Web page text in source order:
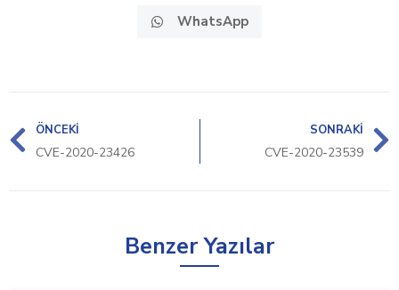
WhatsApp
ÖNCEKI
CVE-2020-23426
SONRAKI
CVE-2020-23539
Benzer Yazılar